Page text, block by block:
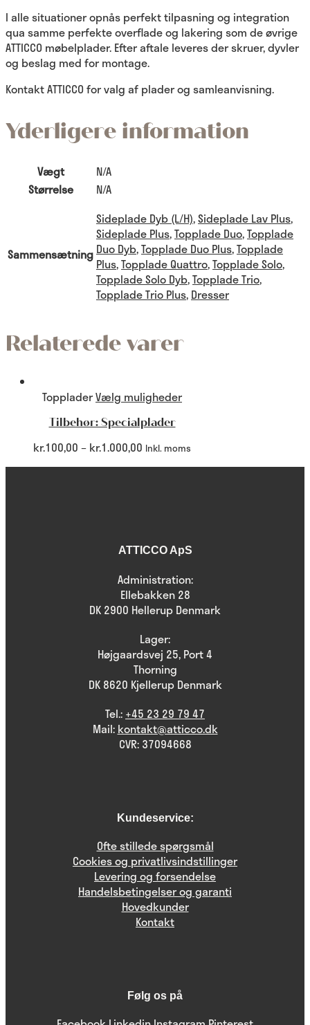
I alle situationer opnås perfekt tilpasning og integration
qua samme perfekte overflade og lakering som de øvrige
ATTICCO møbelplader. Efter aftale leveres der skruer, dyvler
og beslag med for montage.
Kontakt ATTICCO for valg af plader og samleanvisning.
Yderligere information
Vægt
N/A
Størrelse
N/A
Sammensætning
Sideplade Dyb (L/H),Sideplade Lav Plus,
Sideplade Plus,Topplade Duo,Topplade
Duo Dyb,Topplade Duo Plus,Topplade
Plus,Topplade Quattro,Topplade Solo,
Topplade Solo Dyb,Topplade Trio,
Topplade Trio Plus, Dresser
Relaterede varer
ToppladerVælg muligheder
Tilbehør: Specialplader
kr.100,00 – kr.1.000,00 Inkl. moms
ATTICCO ApS
Administration:
Ellebakken 28
DK 2900 Hellerup Denmark
Lager:
Højgaardsvej 25, Port 4
Thorning
DK 8620 Kjellerup Denmark
Tel.: +45 23 29 79 47
Mail: kontakt@atticco.dk
CVR: 37094668
Kundeservice:
Ofte stillede spørgsmål
Cookies og privatlivsindstillinger
Levering og forsendelse
Handelsbetingelser og garanti
Hovedkunder
Kontakt
Følg os på